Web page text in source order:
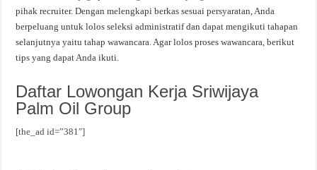
pihak recruiter. Dengan melengkapi berkas sesuai persyaratan, Anda
berpeluang untuk lolos seleksi administratif dan dapat mengikuti tahapan
selanjutnya yaitu tahap wawancara. Agar lolos proses wawancara, berikut
tips yang dapat Anda ikuti.
Daftar Lowongan Kerja Sriwijaya
Palm Oil Group
[the_ad id=”381″]